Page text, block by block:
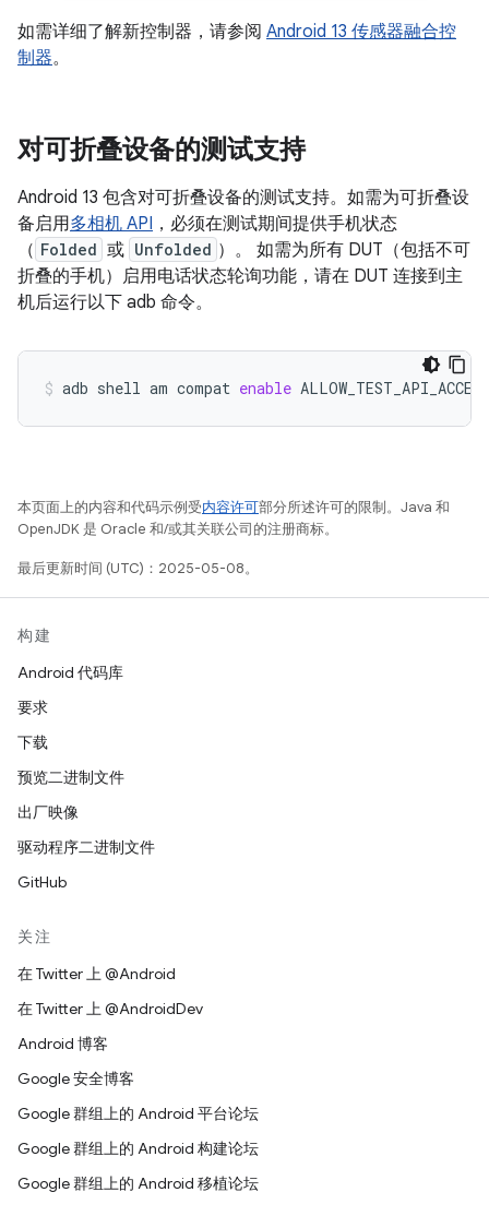
如需详细了解新控制器，请参阅 Android 13 传感器融合控
制器。
对可折叠设备的测试支持
Android 13 包含对可折叠设备的测试支持。如需为可折叠设
备启用多相机 API ，必须在测试期间提供手机状态
（ Folded 或 Unfolded ）。 如需为所有 DUT（包括不可
折叠的手机）启用电话状态轮询功能，请在 DUT 连接到主
机后运行以下 adb 命令。
adb shell am compat enable ALLOW_TEST_API_ACCESS
本页面上的内容和代码示例受内容许可部分所述许可的限制。Java 和
OpenJDK 是 Oracle 和/或其关联公司的注册商标。
最后更新时间 (UTC)：2025-05-08。
构建
Android 代码库
要求
下载
预览二进制文件
出厂映像
驱动程序二进制文件
GitHub
关注
在 Twitter 上 @Android
在 Twitter 上 @AndroidDev
Android 博客
Google 安全博客
Google 群组上的 Android 平台论坛
Google 群组上的 Android 构建论坛
Google 群组上的 Android 移植论坛